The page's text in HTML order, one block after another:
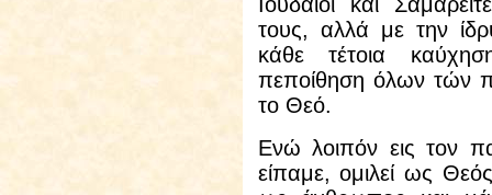
τους, αλλά με την
κάθε τέτοια
πεποίθηση όλων τών
το Θεό.
Ενώ λοιπόν εις τον
είπαμε, ομιλεί ως